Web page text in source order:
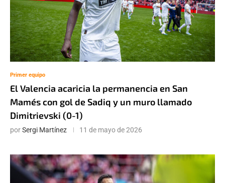
Primer equipo
El Valencia acaricia la permanencia en San
Mamés con gol de Sadiq y un muro llamado
Dimitrievski (0-1)
porSergi Martínez 11 de mayo de 2026